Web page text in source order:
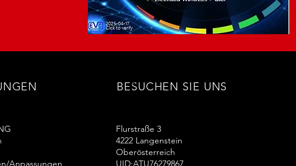
Anpassungen
BESUCHEN SIE UNS
Flurstraße 3
4222 Langenstein
Oberösterreich
UID:ATU76279867